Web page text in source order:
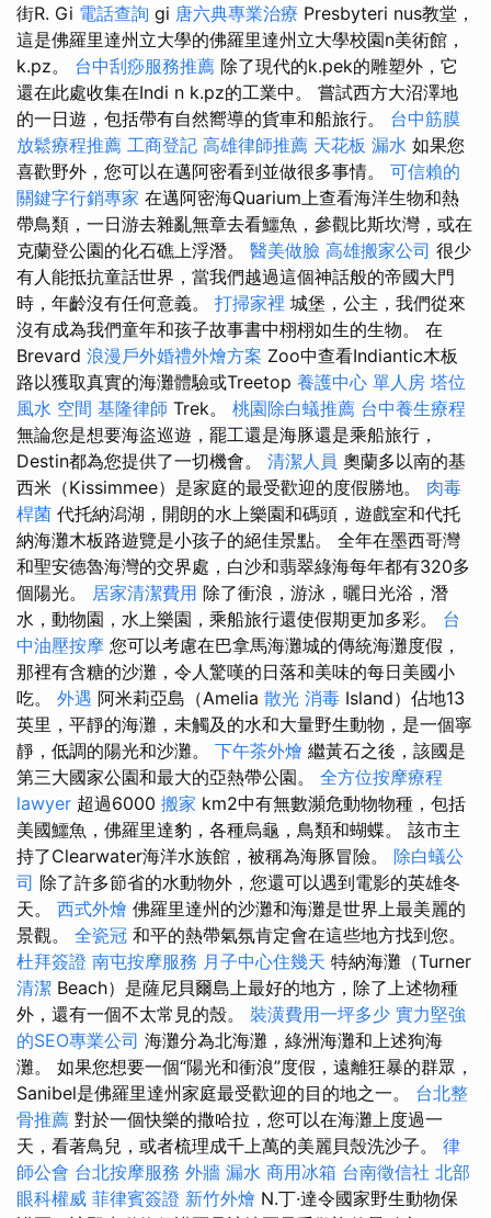
街R. Gi 電話查詢 gi 唐六典專業治療 Presbyteri nus教堂，
這是佛羅里達州立大學的佛羅里達州立大學校園n美術館，
k.pz。 台中刮痧服務推薦 除了現代的k.pek的雕塑外，它
還在此處收集在Indi n k.pz的工業中。 嘗試西方大沼澤地
的一日遊，包括帶有自然嚮導的貨車和船旅行。 台中筋膜
放鬆療程推薦 工商登記 高雄律師推薦 天花板 漏水 如果您
喜歡野外，您可以在邁阿密看到並做很多事情。 可信賴的
關鍵字行銷專家 在邁阿密海Quarium上查看海洋生物和熱
帶鳥類，一日游去雜亂無章去看鱷魚，參觀比斯坎灣，或在
克蘭登公園的化石礁上浮潛。 醫美做臉 高雄搬家公司 很少
有人能抵抗童話世界，當我們越過這個神話般的帝國大門
時，年齡沒有任何意義。 打掃家裡 城堡，公主，我們從來
沒有成為我們童年和孩子故事書中栩栩如生的生物。 在
Brevard 浪漫戶外婚禮外燴方案 Zoo中查看Indiantic木板
路以獲取真實的海灘體驗或Treetop 養護中心 單人房 塔位
風水 空間 基隆律師 Trek。 桃園除白蟻推薦 台中養生療程
無論您是想要海盜巡遊，罷工還是海豚還是乘船旅行，
Destin都為您提供了一切機會。 清潔人員 奧蘭多以南的基
西米（Kissimmee）是家庭的最受歡迎的度假勝地。 肉毒
桿菌 代托納潟湖，開朗的水上樂園和碼頭，遊戲室和代托
納海灘木板路遊覽是小孩子的絕佳景點。 全年在墨西哥灣
和聖安德魯海灣的交界處，白沙和翡翠綠海每年都有320多
個陽光。 居家清潔費用 除了衝浪，游泳，曬日光浴，潛
水，動物園，水上樂園，乘船旅行還使假期更加多彩。 台
中油壓按摩 您可以考慮在巴拿馬海灘城的傳統海灘度假，
那裡有含糖的沙灘，令人驚嘆的日落和美味的每日美國小
吃。 外遇 阿米莉亞島（Amelia 散光 消毒 Island）佔地13
英里，平靜的海灘，未觸及的水和大量野生動物，是一個寧
靜，低調的陽光和沙灘。 下午茶外燴 繼黃石之後，該國是
第三大國家公園和最大的亞熱帶公園。 全方位按摩療程
lawyer 超過6000 搬家 km2中有無數瀕危動物物種，包括
美國鱷魚，佛羅里達豹，各種烏龜，鳥類和蝴蝶。 該市主
持了Clearwater海洋水族館，被稱為海豚冒險。 除白蟻公
司 除了許多節省的水動物外，您還可以遇到電影的英雄冬
天。 西式外燴 佛羅里達州的沙灘和海灘是世界上最美麗的
景觀。 全瓷冠 和平的熱帶氣氛肯定會在這些地方找到您。
杜拜簽證 南屯按摩服務 月子中心住幾天 特納海灘（Turner
清潔 Beach）是薩尼貝爾島上最好的地方，除了上述物種
外，還有一個不太常見的殼。 裝潢費用一坪多少 實力堅強
的SEO專業公司 海灘分為北海灘，綠洲海灘和上述狗海
灘。 如果您想要一個“陽光和衝浪”度假，遠離狂暴的群眾，
Sanibel是佛羅里達州家庭最受歡迎的目的地之一。 台北整
骨推薦 對於一個快樂的撒哈拉，您可以在海灘上度過一
天，看著鳥兒，或者梳理成千上萬的美麗貝殼洗沙子。 律
師公會 台北按摩服務 外牆 漏水 商用冰箱 台南徵信社 北部
眼科權威 菲律賓簽證 新竹外燴 N.丁·達令國家野生動物保